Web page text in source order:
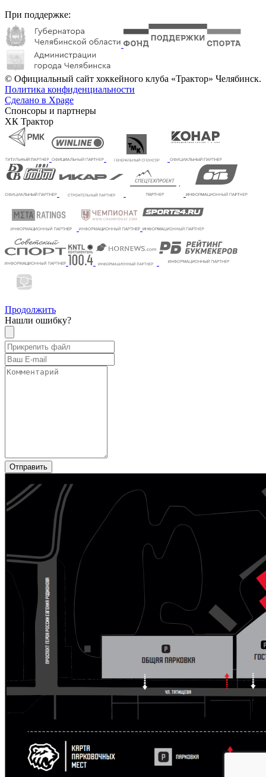
При поддержке:
© Официальный сайт хоккейного клуба «Трактор» Челябинск.
Политика конфиденциальности
Сделано в Xpage
Спонсоры и партнеры
ХК Трактор
Продолжить
Нашли ошибку?